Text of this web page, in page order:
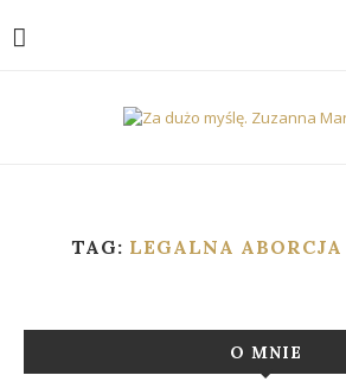
TAG: LEGALNA ABORCJA
O MNIE